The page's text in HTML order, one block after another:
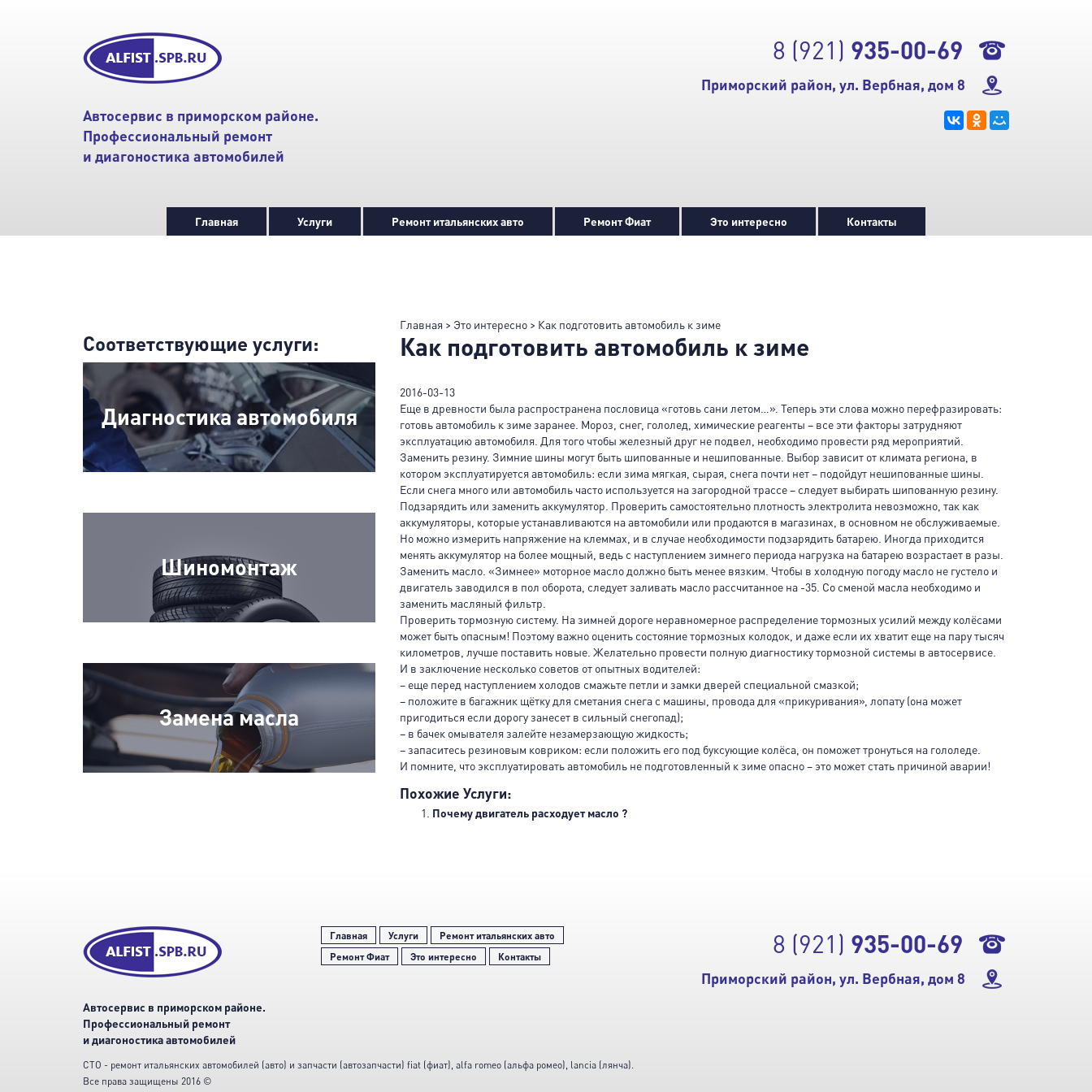
Автосервис в приморском районе.
Профессиональный ремонт
и диагоностика автомобилей
8 (921) 935-00-69
Приморский район, ул. Вербная, дом 8
Главная Услуги Ремонт итальянских авто Ремонт Фиат Это интересно Контакты
Соответствующие услуги:
Диагностика автомобиля
Шиномонтаж
Замена масла
Главная > Это интересно > Как подготовить автомобиль к зиме
Как подготовить автомобиль к зиме
2016-03-13
Еще в древности была распространена пословица «готовь сани летом…». Теперь эти слова можно перефразировать:
готовь автомобиль к зиме заранее. Мороз, снег, гололед, химические реагенты – все эти факторы затрудняют
эксплуатацию автомобиля. Для того чтобы железный друг не подвел, необходимо провести ряд мероприятий.
Заменить резину. Зимние шины могут быть шипованные и нешипованные. Выбор зависит от климата региона, в
котором эксплуатируется автомобиль: если зима мягкая, сырая, снега почти нет – подойдут нешипованные шины.
Если снега много или автомобиль часто используется на загородной трассе – следует выбирать шипованную резину.
Подзарядить или заменить аккумулятор. Проверить самостоятельно плотность электролита невозможно, так как
аккумуляторы, которые устанавливаются на автомобили или продаются в магазинах, в основном не обслуживаемые.
Но можно измерить напряжение на клеммах, и в случае необходимости подзарядить батарею. Иногда приходится
менять аккумулятор на более мощный, ведь с наступлением зимнего периода нагрузка на батарею возрастает в разы.
Заменить масло. «Зимнее» моторное масло должно быть менее вязким. Чтобы в холодную погоду масло не густело и
двигатель заводился в пол оборота, следует заливать масло рассчитанное на -35. Со сменой масла необходимо и
заменить масляный фильтр.
Проверить тормозную систему. На зимней дороге неравномерное распределение тормозных усилий между колёсами
может быть опасным! Поэтому важно оценить состояние тормозных колодок, и даже если их хватит еще на пару тысяч
километров, лучше поставить новые. Желательно провести полную диагностику тормозной системы в автосервисе.
И в заключение несколько советов от опытных водителей:
– еще перед наступлением холодов смажьте петли и замки дверей специальной смазкой;
– положите в багажник щётку для сметания снега с машины, провода для «прикуривания», лопату (она может
пригодиться если дорогу занесет в сильный снегопад);
– в бачек омывателя залейте незамерзающую жидкость;
– запаситесь резиновым ковриком: если положить его под буксующие колёса, он поможет тронуться на гололеде.
И помните, что эксплуатировать автомобиль не подготовленный к зиме опасно – это может стать причиной аварии!
Похожие Услуги:
Почему двигатель расходует масло ?
Автосервис в приморском районе.
Профессиональный ремонт
и диагоностика автомобилей
Главная Услуги
Ремонт итальянских авто
Ремонт Фиат
Это интересно Контакты 8 (921) 935-00-69
Приморский район, ул. Вербная, дом 8
СТО - ремонт итальянских автомобилей (авто) и запчасти (автозапчасти) fiat (фиат), alfa romeo (альфа ромео), lancia (лянча).
Все права защищены 2016 ©